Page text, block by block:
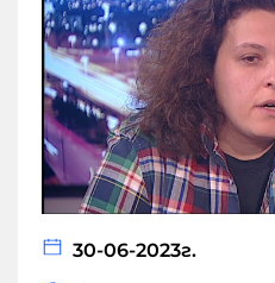
30-06-2023г.